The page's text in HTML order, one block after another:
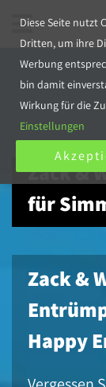
Zack &
für
Zack &
Happy
Diese Seite nutzt
Dritten, um ihre
Werbung
bin damit
Wirkung für die
Einstellungen